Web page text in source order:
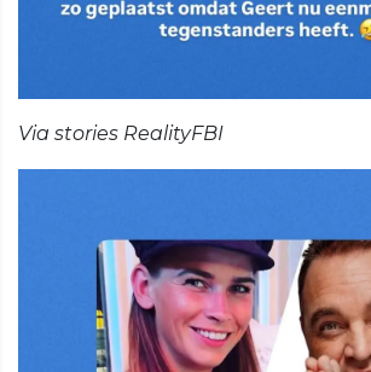
Via stories RealityFBI